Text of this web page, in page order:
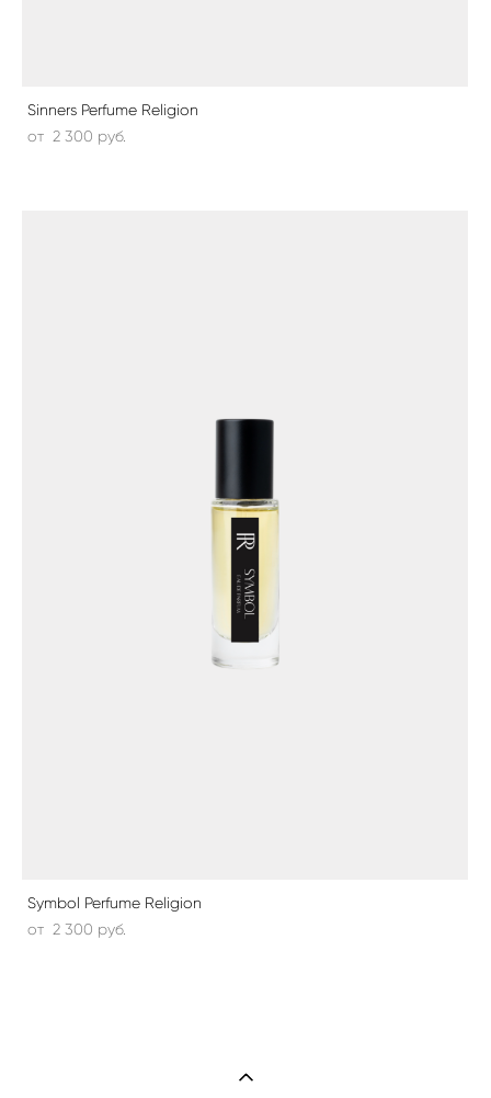
Sinners Perfume Religion
от 2 300 pуб.
Symbol Perfume Religion
от 2 300 pуб.